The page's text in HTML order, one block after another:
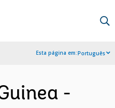
Esta página em:Português
-